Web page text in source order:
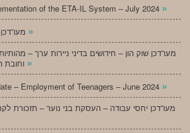
of the ETA-IL System – July 2024 »
»
מעו”דכן שוק הון – חידושים בדיני ניירות ערך –
»
– Employment of Teenagers – June 2024 »
מעו”דכן יחסי עבודה – העסקת בני נוער – תזכורת